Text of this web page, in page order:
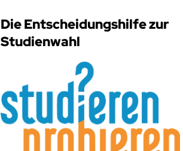
Die Entscheidungshilfe zur
Studienwahl